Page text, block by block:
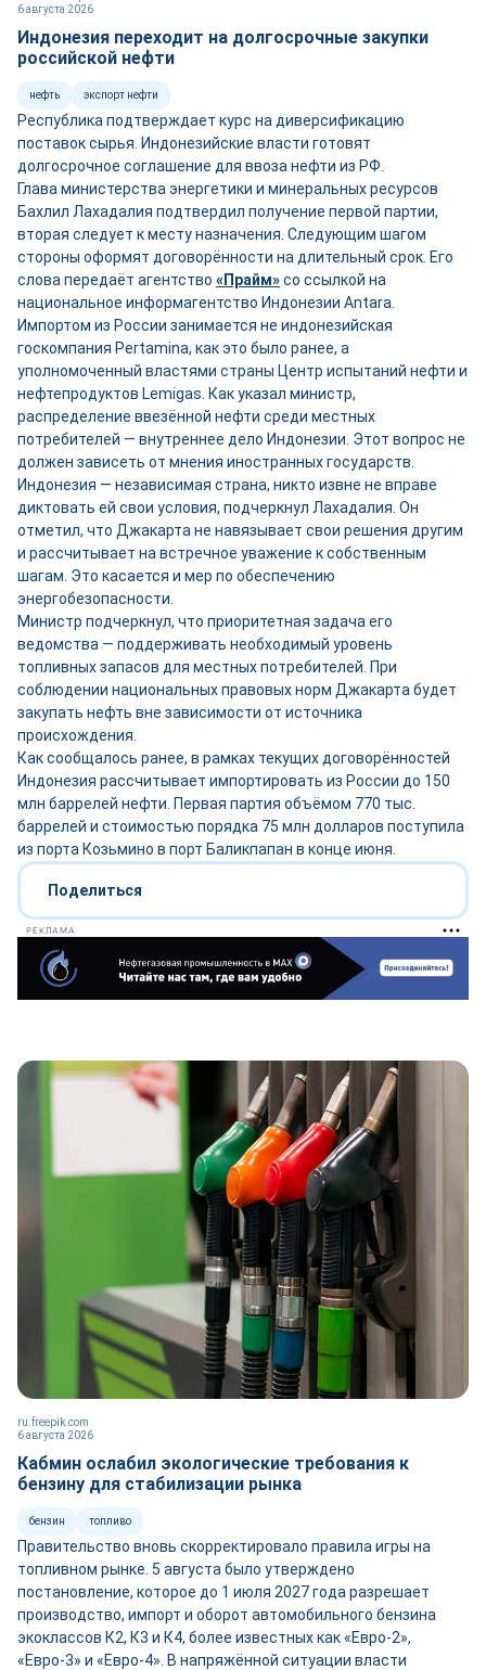
6 августа 2026
Индонезия переходит на долгосрочные закупки
российской нефти
нефть экспорт нефти
Республика подтверждает курс на диверсификацию
поставок сырья. Индонезийские власти готовят
долгосрочное соглашение для ввоза нефти из РФ.
Глава министерства энергетики и минеральных ресурсов
Бахлил Лахадалия подтвердил получение первой партии,
вторая следует к месту назначения. Следующим шагом
стороны оформят договорённости на длительный срок. Его
слова передаёт агентство «Прайм»со ссылкой на
национальное информагентство Индонезии Antara.
Импортом из России занимается не индонезийская
госкомпания Pertamina, как это было ранее, а
уполномоченный властями страны Центр испытаний нефти и
нефтепродуктов Lemigas. Как указал министр,
распределение ввезённой нефти среди местных
потребителей — внутреннее дело Индонезии. Этот вопрос не
должен зависеть от мнения иностранных государств.
Индонезия — независимая страна, никто извне не вправе
диктовать ей свои условия, подчеркнул Лахадалия. Он
отметил, что Джакарта не навязывает свои решения другим
и рассчитывает на встречное уважение к собственным
шагам. Это касается и мер по обеспечению
энергобезопасности.
Министр подчеркнул, что приоритетная задача его
ведомства — поддерживать необходимый уровень
топливных запасов для местных потребителей. При
соблюдении национальных правовых норм Джакарта будет
закупать нефть вне зависимости от источника
происхождения.
Как сообщалось ранее, в рамках текущих договорённостей
Индонезия рассчитывает импортировать из России до 150
млн баррелей нефти. Первая партия объёмом 770 тыс.
баррелей и стоимостью порядка 75 млн долларов поступила
из порта Козьмино в порт Баликпапан в конце июня.
Поделиться
РЕКЛАМА
6 августа 2026
ru.freepik.com
Кабмин ослабил экологические требования к
бензину для стабилизации рынка
бензин топливо
Правительство вновь скорректировало правила игры на
топливном рынке. 5 августа было утверждено
постановление, которое до 1 июля 2027 года разрешает
производство, импорт и оборот автомобильного бензина
экоклассов К2, К3 и К4, более известных как «Евро-2»,
«Евро-3» и «Евро-4». В напряжённой ситуации власти